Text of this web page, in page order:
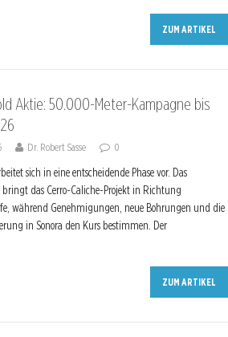
ZUM ARTIKEL
Aktie: 50.000-Meter-Kampagne bis
Dr. Robert Sasse 0
sich in eine entscheidende Phase vor. Das
das Cerro-Caliche-Projekt in Richtung
während Genehmigungen, neue Bohrungen und die
in Sonora den Kurs bestimmen. Der
ZUM ARTIKEL